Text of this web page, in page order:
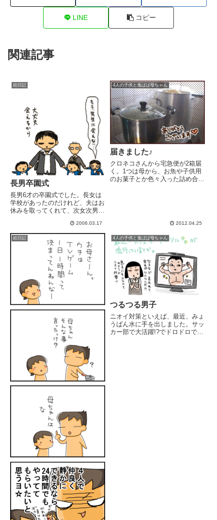
LINE コピー
関連記事
絵日記
長男卒園式
長男6才の卒園式でした。長女は
学校があったのだけれど、夫はお
休みを取ってくれて、次女次男も
っと言う間の3年間だったなぁ。
しみじみ卒園証書授与。卒園児全
員に園長先生の手渡し。長い。長
2006.03.17
4人の子供と鬼ばば母ちゃん
届きました♪
クロネコさんから宅急便が2箱届
く。1つは母から、お魚や子供用
のお菓子とか色々入った詰め合わ
2012.04.25
絵日記 4人の子供と鬼ばば母ちゃん
つるつる男子
ニオイ対策といえば、最近、みょ
うばん水に手を出しました。サッ
カー部で大活躍!?でドロドロで帰